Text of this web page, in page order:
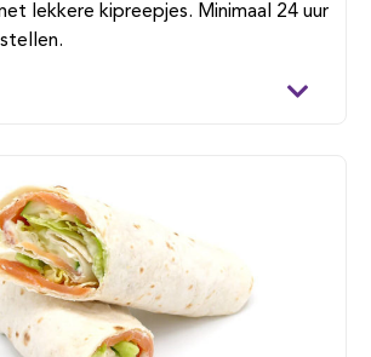
lekkere kipreepjes. Minimaal 24 uur